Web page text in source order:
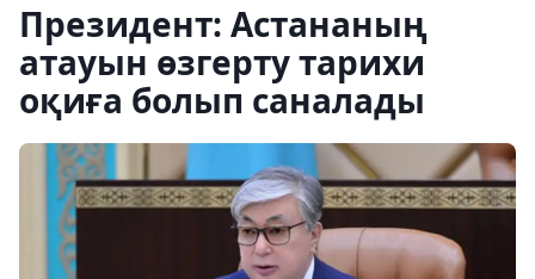
Президент: Астананың
атауын өзгерту тарихи
оқиға болып саналады